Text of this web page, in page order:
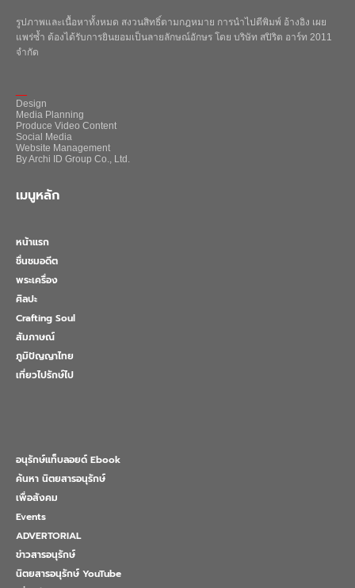
รูปภาพและเนื้อหาทั้งหมด สงวนสิทธิ์ตามกฎหมาย การนำไปตีพิมพ์ อ้างอิง เผย
แพร่ซ้ำ ต้องได้รับการยินยอมเป็นลายลักษณ์อักษร โดย บริษัท สปิริต อาร์ท 2011
จำกัด
Design
Media Planning
Produce Video Content
Social Media
Website Management
By Archi ID Group Co., Ltd.
เมนูหลัก
หน้าแรก
ชื่นชมอดีต
พระเครื่อง
ศิลปะ
Crafting Soul
สัมภาษณ์
ภูมิปัญญาไทย
เที่ยวไปรักษ์ไป
อนุรักษ์แท็บลอยด์ Ebook
ค้นหา นิตยสารอนุรักษ์
เพื่อสังคม
Events
ADVERTORIAL
ข่าวสารอนุรักษ์
นิตยสารอนุรักษ์ YouTube